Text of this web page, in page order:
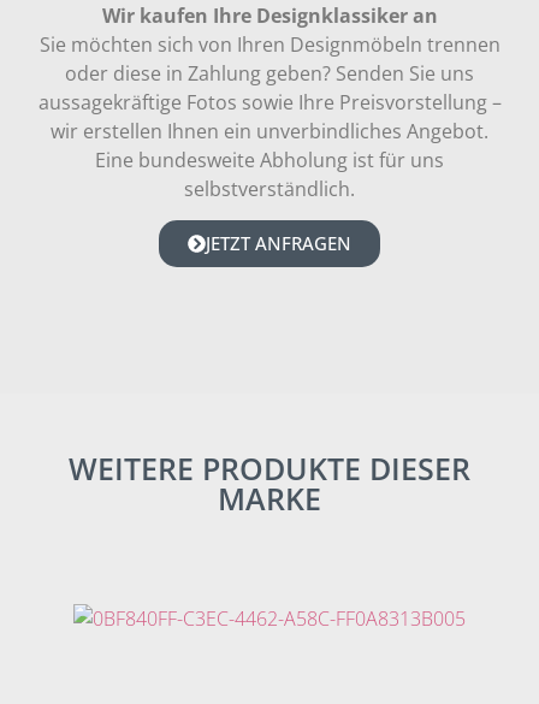
Wir kaufen Ihre Designklassiker an
Sie möchten sich von Ihren Designmöbeln trennen
oder diese in Zahlung geben? Senden Sie uns
aussagekräftige Fotos sowie Ihre Preisvorstellung –
wir erstellen Ihnen ein unverbindliches Angebot.
Eine bundesweite Abholung ist für uns
selbstverständlich.
JETZT ANFRAGEN
WEITERE PRODUKTE DIESER
MARKE